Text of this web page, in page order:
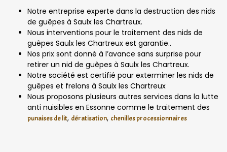
Notre entreprise experte dans la destruction des nids
de guêpes à Saulx les Chartreux.
Nous interventions pour le traitement des nids de
guêpes Saulx les Chartreux est garantie..
Nos prix sont donné à l’avance sans surprise pour
retirer un nid de guêpes à Saulx les Chartreux.
Notre société est certifié pour exterminer les nids de
guêpes et frelons à Saulx les Chartreux
Nous proposons plusieurs autres services dans la lutte
anti nuisibles en Essonne comme le traitement des
punaises de lit, dératisation, chenilles processionnaires